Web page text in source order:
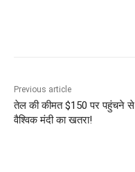
Previous article
तेल की कीमत $150 पर पहुंचने से
वैश्विक मंदी का खतरा!